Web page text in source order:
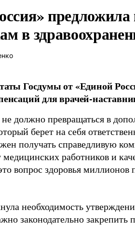
в
Госдумы от «Единой
для врачей-
не должно превращаться в
берет на себя
получать справедливую
работников и
вопрос здоровья миллионов
необходимость
законодательно закрепить